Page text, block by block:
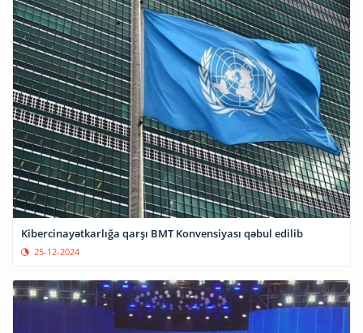
Kibercinayətkarlığa qarşı BMT Konvensiyası qəbul edilib
25-12-2024